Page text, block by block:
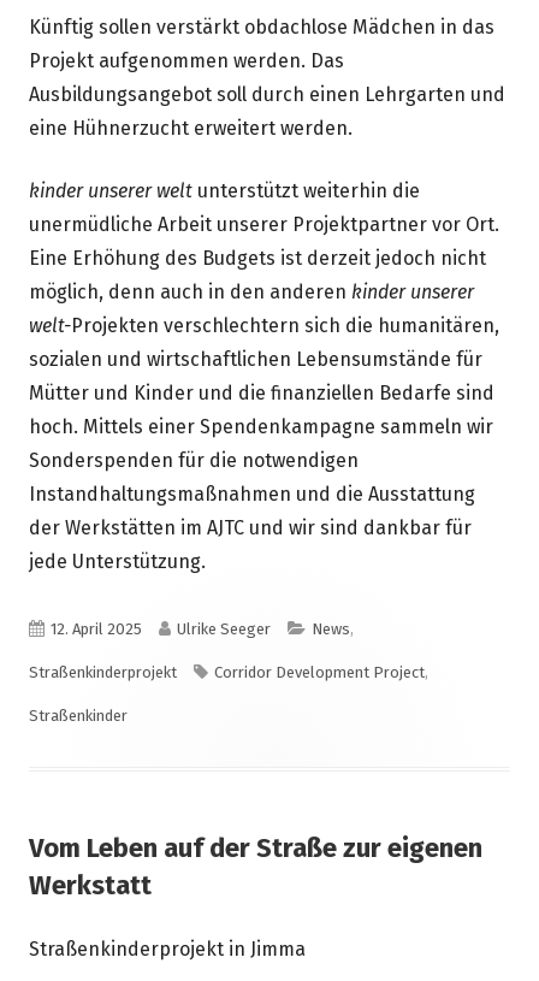
Künftig sollen verstärkt obdachlose Mädchen in das
Projekt aufgenommen werden. Das
Ausbildungsangebot soll durch einen Lehrgarten und
eine Hühnerzucht erweitert werden.
kinder unserer welt unterstützt weiterhin die
unermüdliche Arbeit unserer Projektpartner vor Ort.
Eine Erhöhung des Budgets ist derzeit jedoch nicht
möglich, denn auch in den anderen kinder unserer
welt-Projekten verschlechtern sich die humanitären,
sozialen und wirtschaftlichen Lebensumstände für
Mütter und Kinder und die finanziellen Bedarfe sind
hoch. Mittels einer Spendenkampagne sammeln wir
Sonderspenden für die notwendigen
Instandhaltungsmaßnahmen und die Ausstattung
der Werkstätten im AJTC und wir sind dankbar für
jede Unterstützung.
Veröffentlicht
am
12. April 2025 Autor
Ulrike Seeger Kategorien
News,
Straßenkinderprojekt Schlagwörter
Corridor Development Project,
Straßenkinder
Vom Leben auf der Straße zur eigenen
Werkstatt
Straßenkinderprojekt in Jimma